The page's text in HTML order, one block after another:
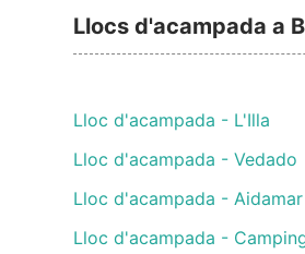
Llocs d'acampada a
Lloc d'acampada - L'Illa
Lloc d'acampada - Vedado
Lloc d'acampada - Aidamar
Lloc d'acampada -